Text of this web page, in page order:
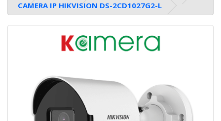
CAMERA IP HIKVISION DS-2CD1027G2-L